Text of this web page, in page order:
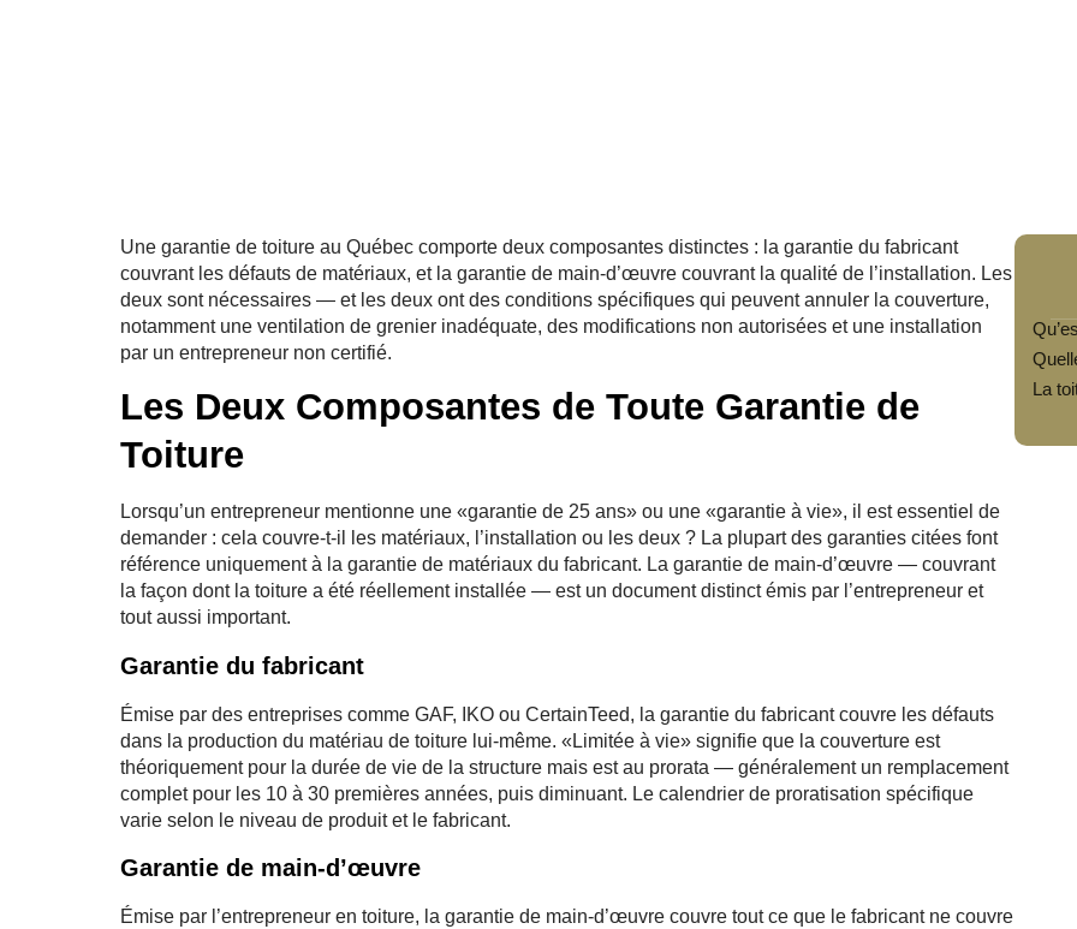
Une garantie de toiture au Québec comporte deux composantes distinctes : la garantie du fabricant
couvrant les défauts de matériaux, et la garantie de main-d’œuvre couvrant la qualité de l’installation. Les
deux sont nécessaires — et les deux ont des conditions spécifiques qui peuvent annuler la couverture,
notamment une ventilation de grenier inadéquate, des modifications non autorisées et une installation
par un entrepreneur non certifié.
Les Deux Composantes de Toute Garantie de
Toiture
Lorsqu’un entrepreneur mentionne une «garantie de 25 ans» ou une «garantie à vie», il est essentiel de
demander : cela couvre-t-il les matériaux, l’installation ou les deux ? La plupart des garanties citées font
référence uniquement à la garantie de matériaux du fabricant. La garantie de main-d’œuvre — couvrant
la façon dont la toiture a été réellement installée — est un document distinct émis par l’entrepreneur et
tout aussi important.
Garantie du fabricant
Émise par des entreprises comme GAF, IKO ou CertainTeed, la garantie du fabricant couvre les défauts
dans la production du matériau de toiture lui-même. «Limitée à vie» signifie que la couverture est
théoriquement pour la durée de vie de la structure mais est au prorata — généralement un remplacement
complet pour les 10 à 30 premières années, puis diminuant. Le calendrier de proratisation spécifique
varie selon le niveau de produit et le fabricant.
Garantie de main-d’œuvre
Émise par l’entrepreneur en toiture, la garantie de main-d’œuvre couvre tout ce que le fabricant ne couvre
La